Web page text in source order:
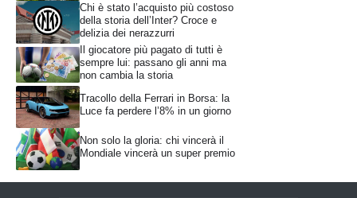
Chi è stato l’acquisto più costoso
della storia dell’Inter? Croce e
delizia dei nerazzurri
Il giocatore più pagato di tutti è
sempre lui: passano gli anni ma
non cambia la storia
Tracollo della Ferrari in Borsa: la
Luce fa perdere l’8% in un giorno
Non solo la gloria: chi vincerà il
Mondiale vincerà un super premio